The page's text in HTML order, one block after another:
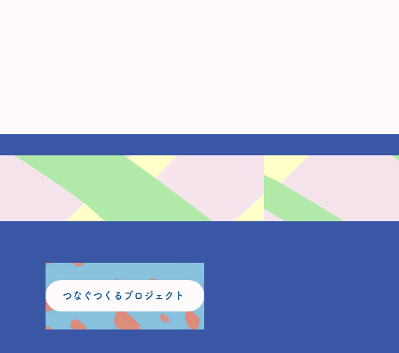
つなぐつくるプロジェクト